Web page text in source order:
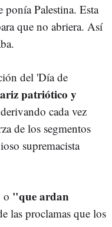
Palestina. Esta
que no abriera. Así
del 'Día de
patriótico y
cada vez
de los segmentos
supremacista
o "que ardan
las proclamas que los